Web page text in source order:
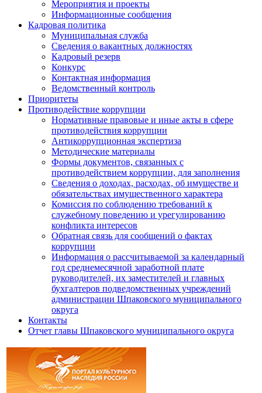
Мероприятия и проекты
Информационные сообщения
Кадровая политика
Муниципальная служба
Сведения о вакантных должностях
Кадровый резерв
Конкурс
Контактная информация
Ведомственный контроль
Приоритеты
Противодействие коррупции
Нормативные правовые и иные акты в сфере
противодействия коррупции
Антикоррупционная экспертиза
Методические материалы
Формы документов, связанных с
противодействием коррупции, для заполнения
Сведения о доходах, расходах, об имуществе и
обязательствах имущественного характера
Комиссия по соблюдению требований к
служебному поведению и урегулированию
конфликта интересов
Обратная связь для сообщений о фактах
коррупции
Информация о рассчитываемой за календарный
год среднемесячной заработной плате
руководителей, их заместителей и главных
бухгалтеров подведомственных учреждений
администрации Шпаковского муниципального
округа
Контакты
Отчет главы Шпаковского муниципального округа